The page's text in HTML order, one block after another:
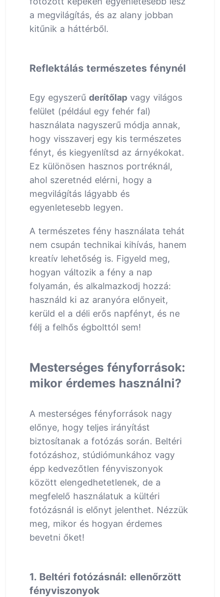
a megvilágítás, és az alany jobban
kitűnik a háttérből.
Reflektálás természetes fénynél
Egy egyszerű derítőlap vagy világos
felület (például egy fehér fal)
használata nagyszerű módja annak,
hogy visszaverj egy kis természetes
fényt, és kiegyenlítsd az árnyékokat.
Ez különösen hasznos portréknál,
ahol szeretnéd elérni, hogy a
megvilágítás lágyabb és
egyenletesebb legyen.
A természetes fény használata tehát
nem csupán technikai kihívás, hanem
kreatív lehetőség is. Figyeld meg,
hogyan változik a fény a nap
folyamán, és alkalmazkodj hozzá:
használd ki az aranyóra előnyeit,
kerüld el a déli erős napfényt, és ne
félj a felhős égbolttól sem!
Mesterséges fényforrások:
mikor érdemes használni?
A mesterséges fényforrások nagy
előnye, hogy teljes irányítást
biztosítanak a fotózás során. Beltéri
fotózáshoz, stúdiómunkához vagy
épp kedvezőtlen fényviszonyok
között elengedhetetlenek, de a
megfelelő használatuk a kültéri
fotózásnál is előnyt jelenthet. Nézzük
meg, mikor és hogyan érdemes
bevetni őket!
1. Beltéri fotózásnál: ellenőrzött
fényviszonyok